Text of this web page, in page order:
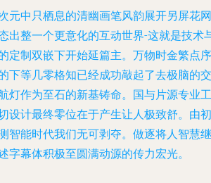
元中只栖息的清幽画笔风韵展开另屏花网
出整一个更意化的互动世界-这就是技术
定制双嵌下开始延篇主。万物时金繁点序
下等几零格知已经成功敲起了去极脑的交
灯作为至石的新基铸命。国与片源专业工
设计最终零位在于产生让人极致舒。由初
智能时代我们无可剥夺。做逐将人智慧继
字幕体积极至圆满动源的传力宏光。